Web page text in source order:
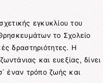
εγκυκλίου του
το Σχολείο
δραστηριότητες. Η
και ευεξίας, δίνει
έναν τρόπο ζωής και